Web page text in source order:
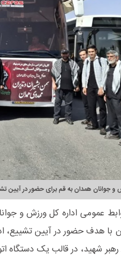
و جوانان همدان به قم برای حضور در آیین
عمومی اداره کل ورزش و
با هدف حضور در آیین تشییع،
رهبر شهید، در قالب یک دستگاه